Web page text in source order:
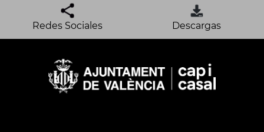
Redes Sociales Descargas